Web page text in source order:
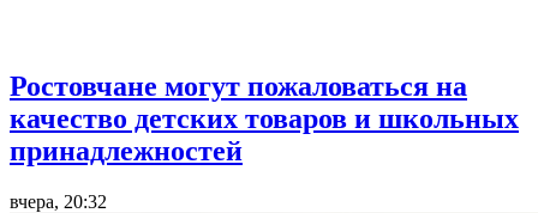
Ростовчане могут пожаловаться на
качество детских товаров и школьных
принадлежностей
вчера, 20:32